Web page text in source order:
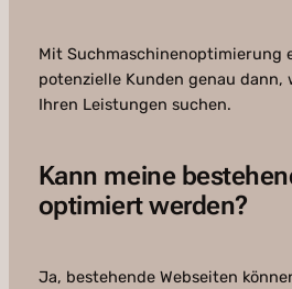
Mit Suchmaschinenoptimierung
potenzielle Kunden genau dann,
Ihren Leistungen suchen.
Kann meine
optimiert werden?
Ja, bestehende Webseiten